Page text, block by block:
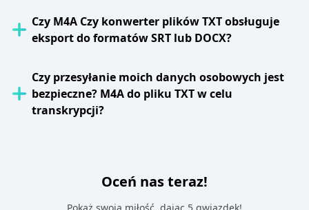
Czy M4A Czy konwerter plików TXT obsługuje
eksport do formatów SRT lub DOCX?
Czy przesyłanie moich danych osobowych jest
bezpieczne? M4A do pliku TXT w celu
transkrypcji?
Oceń nas teraz!
Pokaż swoją miłość, dając 5 gwiazdek!